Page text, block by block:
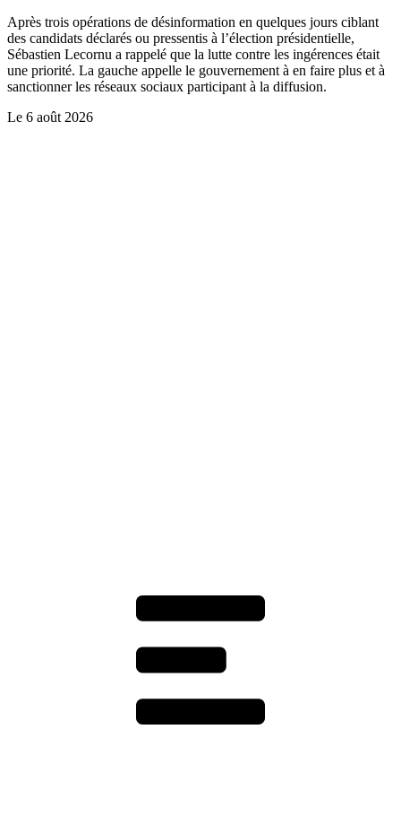
Après trois opérations de désinformation en quelques jours ciblant
des candidats déclarés ou pressentis à l’élection présidentielle,
Sébastien Lecornu a rappelé que la lutte contre les ingérences était
une priorité. La gauche appelle le gouvernement à en faire plus et à
sanctionner les réseaux sociaux participant à la diffusion.
Le 6 août 2026